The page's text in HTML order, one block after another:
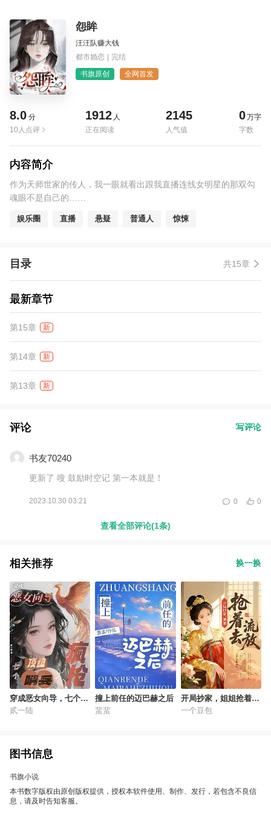
怨眸
汪汪队赚大钱
都市婚恋 | 完结
书旗原创 全网首发
8.0 分
10人点评
1912 人
正在阅读
2145
人气值
0万字
字数
内容简介
作为天师世家的传人，我一眼就看出跟我直播连线女明星的那双勾
魂眼不是自己的……
娱乐圈 直播 悬疑 普通人 惊悚
目录 共15章
最新章节
第15章 新
第14章 新
第13章 新
评论 写评论
书友70240
更新了 嗖 鼓励时空记 第一本就是！
2023.10.30 03:21 0
0
查看全部评论(1条)
相关推荐 换一换
穿成恶女向导，七个顶
级哨兵疯抢！
贰一陆
撞上前任的迈巴赫之后
蜚蜚
开局抄家，姐姐抢着去
流放
一个豆包
图书信息
书旗小说
本书数字版权由原创版权提供，授权本软件使用、制作、发行，若包含不良信
息，请及时告知客服。